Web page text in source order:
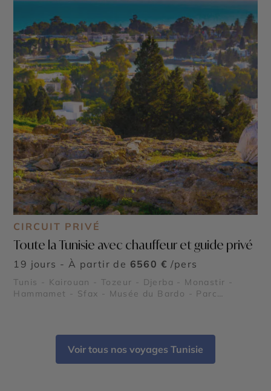
CIRCUIT PRIVÉ
Toute la Tunisie avec chauffeur et guide privé
19 jours - À partir de 6560 € /pers
Tunis - Kairouan - Tozeur - Djerba - Monastir -
Hammamet - Sfax - Musée du Bardo - Parc
Voir tous nos voyages Tunisie